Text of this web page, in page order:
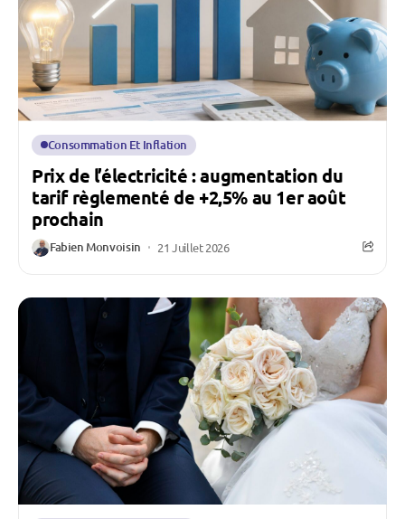
Consommation Et Inflation
Prix de l’électricité : augmentation du
tarif règlementé de +2,5% au 1er août
prochain
Fabien Monvoisin 21 Juillet 2026